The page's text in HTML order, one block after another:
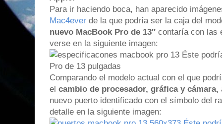
Para ir haciendo boca, han aparecido
Mac4ever de la que podría ser la caja del
nuevo MacBook Pro de 13″ contaría con las
verse en la siguiente imagen:
Comparando el modelo actual con el que
el cambio de procesador, gráfica y cámara,
nuevo puerto identificado con el símbolo del
detalle en la siguiente imagen: